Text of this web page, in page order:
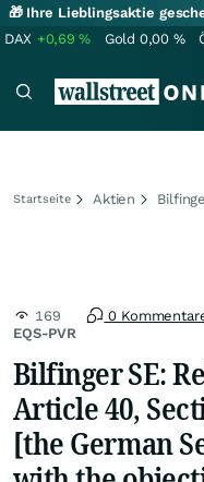
🎁 Ihre Lieblingsaktie
DAX +0,69% Gold 0,00 %
Startseite Aktien
EQS-PVR
169 0
Bilfinger SE:
Article 40,
[the German